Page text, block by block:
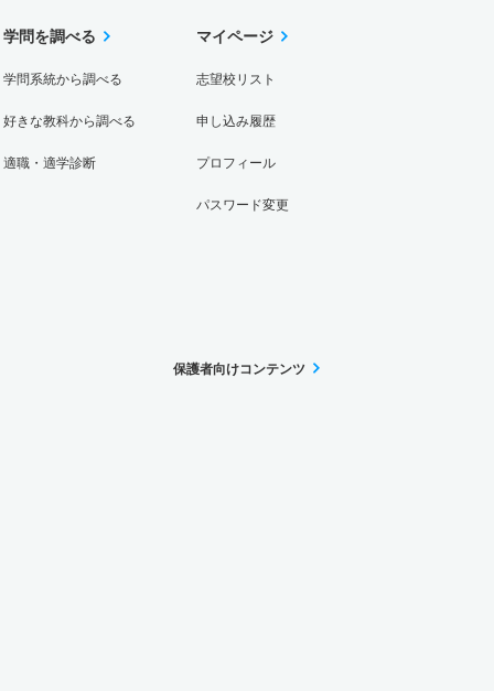
学問を調べる
学問系統から調べる
好きな教科から調べる
適職・適学診断
マイページ
志望校リスト
申し込み履歴
プロフィール
パスワード変更
保護者向けコンテンツ